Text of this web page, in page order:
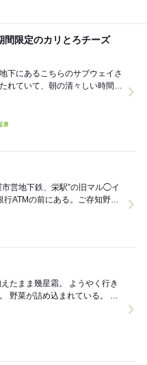
間限定のカリとろチーズ
下にあるこちらのサブウェイさ
れていて、朝の清々しい時間に
営地下鉄、栄駅”の旧マル◯イ
ATMの前にある。ご存知野菜